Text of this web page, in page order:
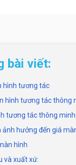
bài viết:
hình tương tác
hình tương tác thông
tương tác thông minh
ảnh hưởng đến giá
hình
và xuất xứ: